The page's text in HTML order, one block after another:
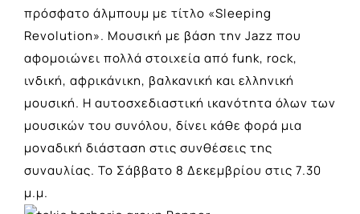
πρόσφατο άλμπουμ με τίτλο «Sleeping
Revolution». Μουσική με βάση την Jazz που
αφομοιώνει πολλά στοιχεία από funk, rock,
ινδική, αφρικάνικη, βαλκανική και ελληνική
μουσική. Η αυτοσχεδιαστική ικανότητα όλων των
μουσικών του συνόλου, δίνει κάθε φορά μια
μοναδική διάσταση στις συνθέσεις της
συναυλίας. Το Σάββατο 8 Δεκεμβρίου στις 7.30
μ.μ.